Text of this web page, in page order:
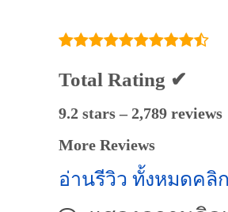
Total Rating ✔
9.2 stars – 2,789 reviews
More Reviews
อ่านรีวิว ทั้งหมดคลิก